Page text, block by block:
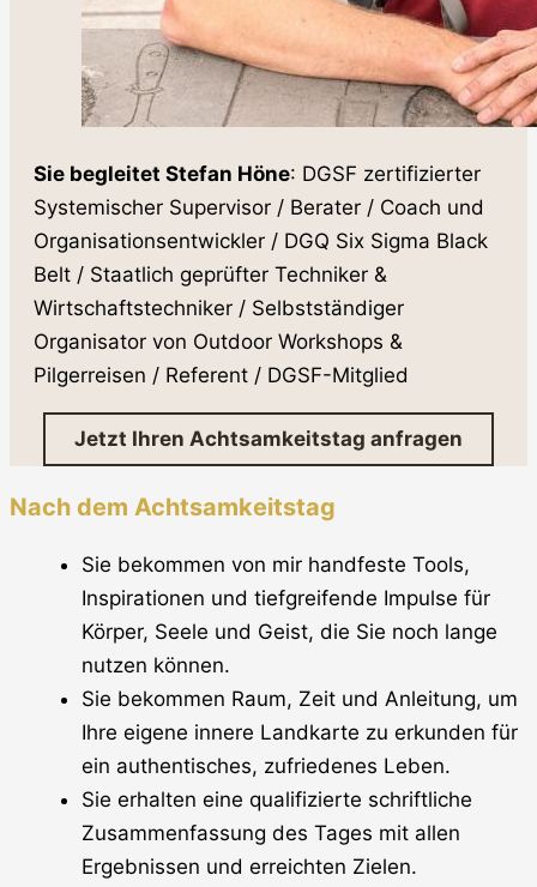
Sie begleitet Stefan Höne: DGSF zertifizierter
Systemischer Supervisor / Berater / Coach und
Organisationsentwickler / DGQ Six Sigma Black
Belt / Staatlich geprüfter Techniker &
Wirtschaftstechniker / Selbstständiger
Organisator von Outdoor Workshops &
Pilgerreisen / Referent / DGSF-Mitglied
Jetzt Ihren Achtsamkeitstag anfragen
Nach dem Achtsamkeitstag
Sie bekommen von mir handfeste Tools,
Inspirationen und tiefgreifende Impulse für
Körper, Seele und Geist, die Sie noch lange
nutzen können.
Sie bekommen Raum, Zeit und Anleitung, um
Ihre eigene innere Landkarte zu erkunden für
ein authentisches, zufriedenes Leben.
Sie erhalten eine qualifizierte schriftliche
Zusammenfassung des Tages mit allen
Ergebnissen und erreichten Zielen.